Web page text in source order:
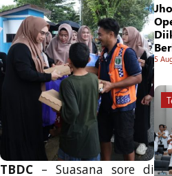
TBDC – Suasana sore di
5